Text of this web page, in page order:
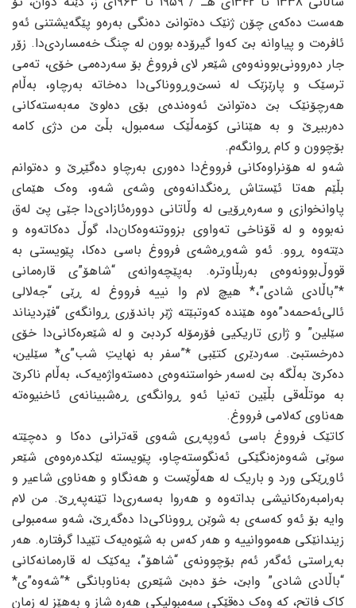
هەست دەکەی چۆن ژنێک دەتوانێ دەنگی بەرەو پێگەیشتنی ئەو
ئافرەت و پیاوانە بێ کەوا گیرۆدە بوون لە چنگ خەمساردی‌دا. زۆر
جار دەروونی‌بوونەوەی شێعر لای فرووغ بۆ سەردەمی خۆی، تەمی
ترسێک و پارێزێک لە نسێ‌وڕووناکی‌دا دەخاتە بەرچاو، بەڵام
هەرچۆنێک بێ دەتوانێ ئەوەندەی بۆی دەلوێ مەبەستەکانی
دەرببڕێ و بە هێنانی کۆمەڵێک سەمبول، بڵێ من دژی کامە
بۆچوون و کام ڕوانگەم.
شەو لە هۆنراوەکانی فرووغ‌دا دەوری بەرچاو دەگێڕێ و دەتوانم
بڵێم هەتا ئێستاش ڕەنگدانەوەی وشەی شەو، وەک هێمای
پاوانخوازی و سەرەڕۆیی لە وڵاتانی دوورە‌ئازادی‌دا جێی پێ لەق
نەبووە و لە قۆناخی تەواوی بزووتنەوەکان‌دا، گوڵ دەکاتەوە و
دێتەوە ڕوو. ئەو شەوڕەشەی فرووغ‌ باسی دەکا، پێویستی بە
قووڵ‌بوونەوەی بەربڵاوترە. بەپێچەوانەی “شاهۆ”ی قارەمانی
*”باڵادی شادی”،* هیچ لام وا نییە فرووغ لە ڕێی “جەلالی
ئالی‌ئەحمەد”ەوە هێندە کەوتبێتە ژێر باندۆری ڕوانگەی “فێردیناند
سێلین” و ژاری تاریکیی فۆرمۆلە کردبێ و لە شێعرەکانی‌دا خۆی
دەرخستبێ. سەردێری کتێبی *”سفر بە نهایتِ شب”ی* سێلین،
دەکرێ بەڵگە بێ لەسەر خواستنەوەی دەستەواژەیەک، بەڵام ناکرێ
بە موتڵەقی بڵێین تەنیا ئەو ڕوانگەی ڕەشبینانەی ئاخنیوەتە
هەناوی کەلامی فرووغ.
کاتێک فرووغ باسی ئەوپەڕی شەوی قەترانی دەکا و دەچێتە
سوێی شەوەزەنگێکی ئەنگوستەچاو، پێویستە لێکدەرەوەی شێعر
ئاوڕێکی ورد و باریک لە هەڵوێست و هەنگاو و هەناوی شاعیر و
بەرامبەرەکانیشی بداتەوە و هەروا بەسەری‌دا تێنەپەڕێ. من لام
وایە بۆ ئەو کەسەی بە شوێن ڕووناکی‌دا دەگەڕێ، شەو سەمبولی
زیندانێکی هەمووانییە و هەر کەس بە شێوەیەک تێیدا گرفتارە. هەر
بەڕاستی ئەگەر ئەم بۆچوونەی “شاهۆ”، یەکێک لە قارەمانەکانی
“باڵادی شادی” وابێ، خۆ دەبێ شێعری بەناوبانگی *”شەوە”ی*
کاک فاتح، کە وەک دەقێکی سەمبولیکی هەرە شاز و بەهێز لە زمان